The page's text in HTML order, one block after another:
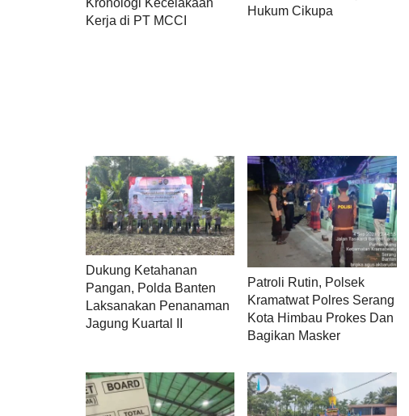
Kerja di PT MCCI
Hukum Cikupa
Dukung Ketahanan
Pangan, Polda Banten
Laksanakan Penanaman
Jagung Kuartal II
Patroli Rutin, Polsek
Kramatwat Polres Serang
Kota Himbau Prokes Dan
Bagikan Masker